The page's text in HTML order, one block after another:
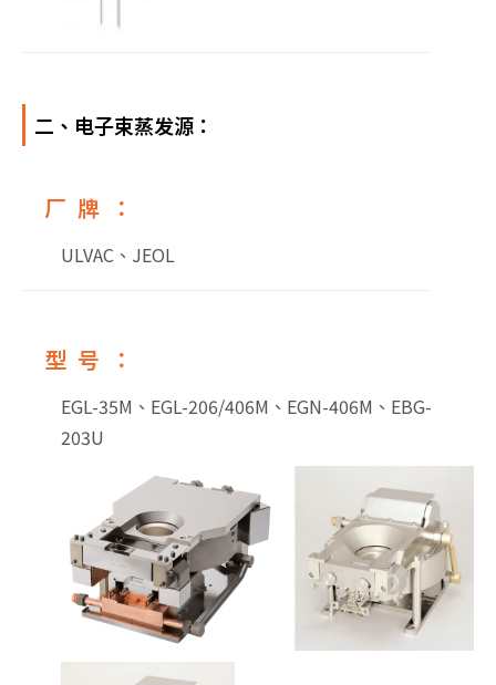
二、电子束蒸发源：
厂牌：
ULVAC、JEOL
型号：
EGL-35M、EGL-206/406M、EGN-406M、EBG-
203U